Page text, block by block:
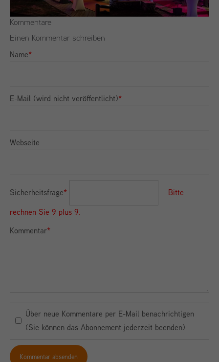
Kommentare
Einen Kommentar schreiben
Name*
E-Mail (wird nicht veröffentlicht)*
Webseite
Sicherheitsfrage*
Bitte
rechnen Sie 9 plus 9.
Kommentar*
Über neue Kommentare per E-Mail benachrichtigen
(Sie können das Abonnement jederzeit beenden)
Kommentar absenden